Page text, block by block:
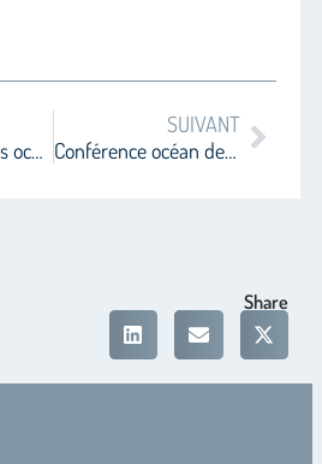
La diplomatie des océans, ses observateurs et ses détracteurs
SUIVANT
Conférence océan des Nations Unies
Share